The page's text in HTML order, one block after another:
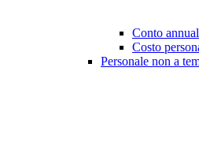
Conto
Costo
Personale non a